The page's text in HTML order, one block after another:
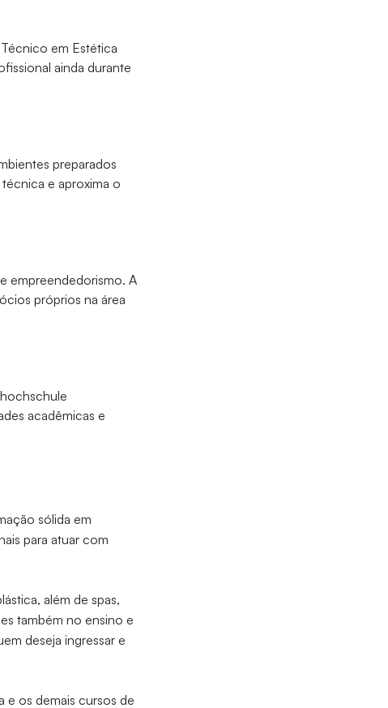
em Estética
ainda durante
preparados
e aproxima o
empreendedorismo. A
próprios na área
acadêmicas e
sólida em
para atuar com
além de spas,
também no ensino e
deseja ingressar e
e os demais cursos de